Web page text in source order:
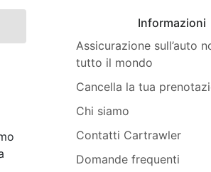
Informazioni
Assicurazione sull’auto
tutto il mondo
Cancella la tua
Chi siamo
Contatti Cartrawler
Domande frequenti